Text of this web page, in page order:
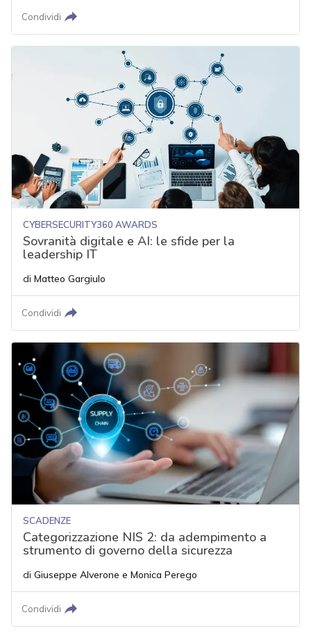
Condividi
CYBERSECURITY360 AWARDS
Sovranità digitale e AI: le sfide per la
leadership IT
di Matteo Gargiulo
Condividi
SCADENZE
Categorizzazione NIS 2: da adempimento a
strumento di governo della sicurezza
di Giuseppe Alverone e Monica Perego
Condividi